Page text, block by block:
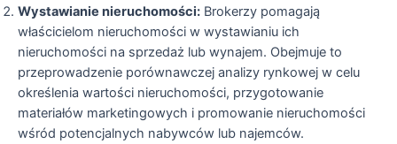
Wystawianie nieruchomości: Brokerzy pomagają
właścicielom nieruchomości w wystawianiu ich
nieruchomości na sprzedaż lub wynajem. Obejmuje to
przeprowadzenie porównawczej analizy rynkowej w celu
określenia wartości nieruchomości, przygotowanie
materiałów marketingowych i promowanie nieruchomości
wśród potencjalnych nabywców lub najemców.